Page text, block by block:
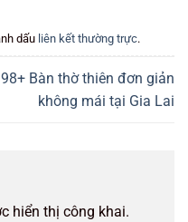
dấu liên kết thường trực.
98+ Bàn thờ thiên đơn giản
không mái tại Gia Lai
hiển thị công khai.